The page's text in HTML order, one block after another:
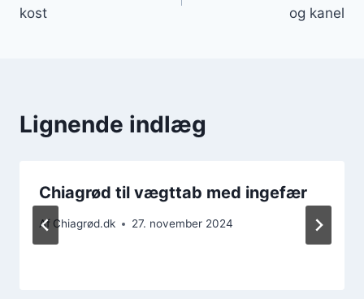
kost
og kanel
Lignende indlæg
Chiagrød til vægttab med ingefær
Af Chiagrød.dk 27. november 2024